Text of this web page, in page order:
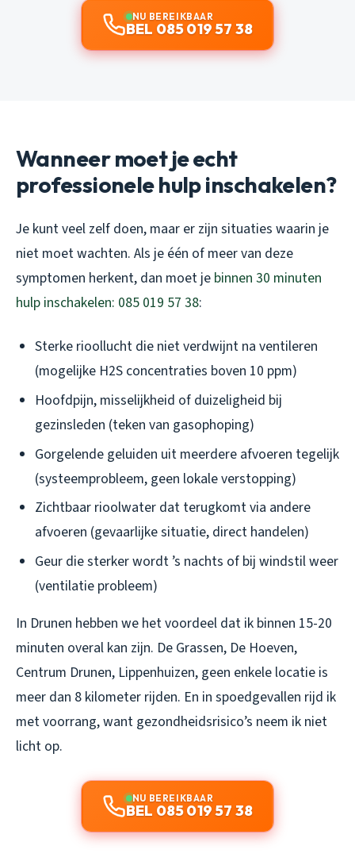
NU BEREIKBAAR
BEL 085 019 57 38
Wanneer moet je echt
professionele hulp inschakelen?
Je kunt veel zelf doen, maar er zijn situaties waarin je
niet moet wachten. Als je één of meer van deze
symptomen herkent, dan moet je binnen 30 minuten
hulp inschakelen: 085 019 57 38:
Sterke rioollucht die niet verdwijnt na ventileren
(mogelijke H2S concentraties boven 10 ppm)
Hoofdpijn, misselijkheid of duizeligheid bij
gezinsleden (teken van gasophoping)
Gorgelende geluiden uit meerdere afvoeren tegelijk
(systeemprobleem, geen lokale verstopping)
Zichtbaar rioolwater dat terugkomt via andere
afvoeren (gevaarlijke situatie, direct handelen)
Geur die sterker wordt ’s nachts of bij windstil weer
(ventilatie probleem)
In Drunen hebben we het voordeel dat ik binnen 15-20
minuten overal kan zijn. De Grassen, De Hoeven,
Centrum Drunen, Lippenhuizen, geen enkele locatie is
meer dan 8 kilometer rijden. En in spoedgevallen rijd ik
met voorrang, want gezondheidsrisico’s neem ik niet
licht op.
NU BEREIKBAAR
BEL 085 019 57 38